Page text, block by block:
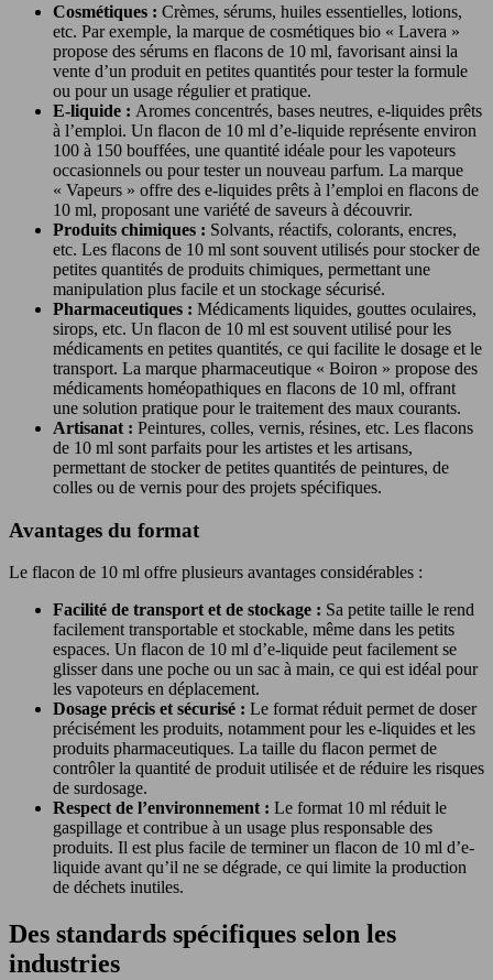
Cosmétiques : Crèmes, sérums, huiles essentielles, lotions,
etc. Par exemple, la marque de cosmétiques bio « Lavera »
propose des sérums en flacons de 10 ml, favorisant ainsi la
vente d’un produit en petites quantités pour tester la formule
ou pour un usage régulier et pratique.
E-liquide : Aromes concentrés, bases neutres, e-liquides prêts
à l’emploi. Un flacon de 10 ml d’e-liquide représente environ
100 à 150 bouffées, une quantité idéale pour les vapoteurs
occasionnels ou pour tester un nouveau parfum. La marque
« Vapeurs » offre des e-liquides prêts à l’emploi en flacons de
10 ml, proposant une variété de saveurs à découvrir.
Produits chimiques : Solvants, réactifs, colorants, encres,
etc. Les flacons de 10 ml sont souvent utilisés pour stocker de
petites quantités de produits chimiques, permettant une
manipulation plus facile et un stockage sécurisé.
Pharmaceutiques : Médicaments liquides, gouttes oculaires,
sirops, etc. Un flacon de 10 ml est souvent utilisé pour les
médicaments en petites quantités, ce qui facilite le dosage et le
transport. La marque pharmaceutique « Boiron » propose des
médicaments homéopathiques en flacons de 10 ml, offrant
une solution pratique pour le traitement des maux courants.
Artisanat : Peintures, colles, vernis, résines, etc. Les flacons
de 10 ml sont parfaits pour les artistes et les artisans,
permettant de stocker de petites quantités de peintures, de
colles ou de vernis pour des projets spécifiques.
Avantages du format
Le flacon de 10 ml offre plusieurs avantages considérables :
Facilité de transport et de stockage : Sa petite taille le rend
facilement transportable et stockable, même dans les petits
espaces. Un flacon de 10 ml d’e-liquide peut facilement se
glisser dans une poche ou un sac à main, ce qui est idéal pour
les vapoteurs en déplacement.
Dosage précis et sécurisé : Le format réduit permet de doser
précisément les produits, notamment pour les e-liquides et les
produits pharmaceutiques. La taille du flacon permet de
contrôler la quantité de produit utilisée et de réduire les risques
de surdosage.
Respect de l’environnement : Le format 10 ml réduit le
gaspillage et contribue à un usage plus responsable des
produits. Il est plus facile de terminer un flacon de 10 ml d’e-
liquide avant qu’il ne se dégrade, ce qui limite la production
de déchets inutiles.
Des standards spécifiques selon les
industries